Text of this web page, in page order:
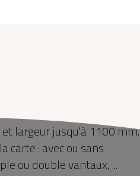
largeur jusqu'à 1100 mm.
carte : avec ou sans
ou double vantaux, ...